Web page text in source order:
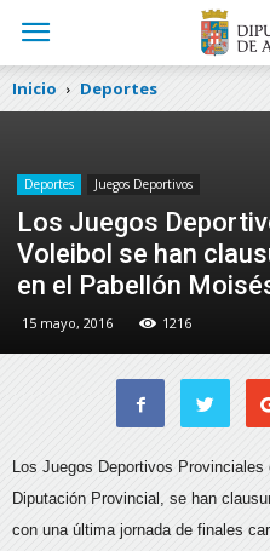
Inicio Deportes
Deportes Juegos Deportivos
Los Juegos
Voleibol se han
en el Pabellón
15 mayo, 2016 1216
Los Juegos Deportivos
Diputación Provincial, se han
con una última jornada de finales